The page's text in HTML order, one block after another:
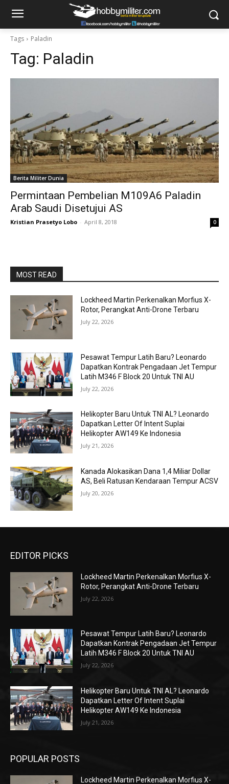
Tags Paladin
Tag: Paladin
Berita Militer Dunia
Permintaan Pembelian M109A6 Paladin
Arab Saudi Disetujui AS
Kristian Prasetyo Lobo - April 8, 2018 0
MOST READ
Lockheed Martin Perkenalkan Morfius X-
Rotor, Perangkat Anti-Drone Terbaru
July 22, 2026
Pesawat Tempur Latih Baru? Leonardo
Dapatkan Kontrak Pengadaan Jet Tempur
Latih M346 F Block 20 Untuk TNI AU
July 22, 2026
Helikopter Baru Untuk TNI AL? Leonardo
Dapatkan Letter Of Intent Suplai
Helikopter AW149 Ke Indonesia
July 21, 2026
Kanada Alokasikan Dana 1,4 Miliar Dollar
AS, Beli Ratusan Kendaraan Tempur ACSV
July 20, 2026
EDITOR PICKS
Lockheed Martin Perkenalkan Morfius X-
Rotor, Perangkat Anti-Drone Terbaru
July 22, 2026
Pesawat Tempur Latih Baru? Leonardo
Dapatkan Kontrak Pengadaan Jet Tempur
Latih M346 F Block 20 Untuk TNI AU
July 22, 2026
Helikopter Baru Untuk TNI AL? Leonardo
Dapatkan Letter Of Intent Suplai
Helikopter AW149 Ke Indonesia
July 21, 2026
POPULAR POSTS
Lockheed Martin Perkenalkan Morfius X-